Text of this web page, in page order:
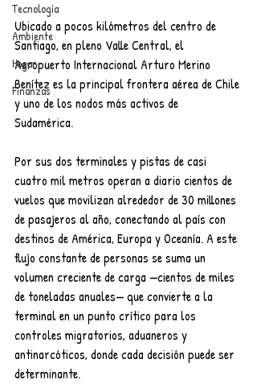
Tecnología
Ambiente
Hogar
Finanzas
Ubicado a pocos kilómetros del centro de
Santiago, en pleno Valle Central, el
Aeropuerto Internacional Arturo Merino
Benítez es la principal frontera aérea de Chile
y uno de los nodos más activos de
Sudamérica.
Por sus dos terminales y pistas de casi
cuatro mil metros operan a diario cientos de
vuelos que movilizan alrededor de 30 millones
de pasajeros al año, conectando al país con
destinos de América, Europa y Oceanía. A este
flujo constante de personas se suma un
volumen creciente de carga —cientos de miles
de toneladas anuales— que convierte a la
terminal en un punto crítico para los
controles migratorios, aduaneros y
antinarcóticos, donde cada decisión puede ser
determinante.